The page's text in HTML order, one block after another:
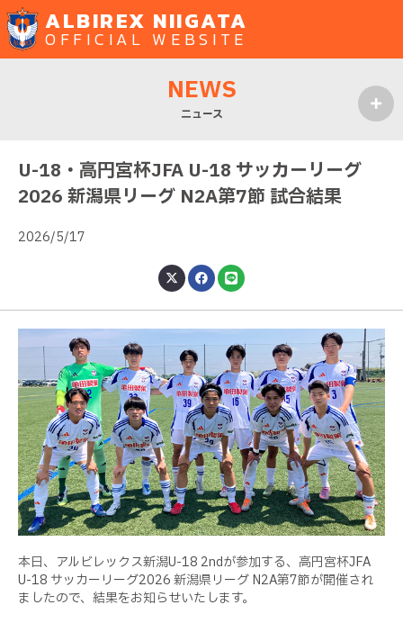
ALBIREX NIIGATA
OFFICIAL WEBSITE
NEWS
ニュース
U-18・高円宮杯JFA U-18 サッカーリーグ
2026 新潟県リーグ N2A第7節 試合結果
2026/5/17
本日、アルビレックス新潟U-18 2ndが参加する、高円宮杯JFA
U-18 サッカーリーグ2026 新潟県リーグ N2A第7節が開催され
ましたので、結果をお知らせいたします。